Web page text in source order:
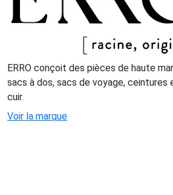
ERRO conçoit des pièces de haute
sacs à dos, sacs de voyage, ceintures
cuir.
Voir la marque